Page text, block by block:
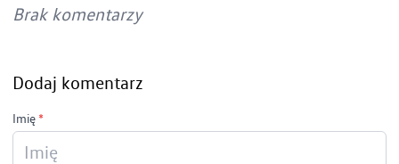
Brak komentarzy
Dodaj komentarz
Imię *